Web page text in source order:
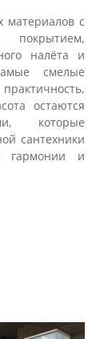
материалов с
налёта и
смелые
остаются
которые
сантехники
гармонии и